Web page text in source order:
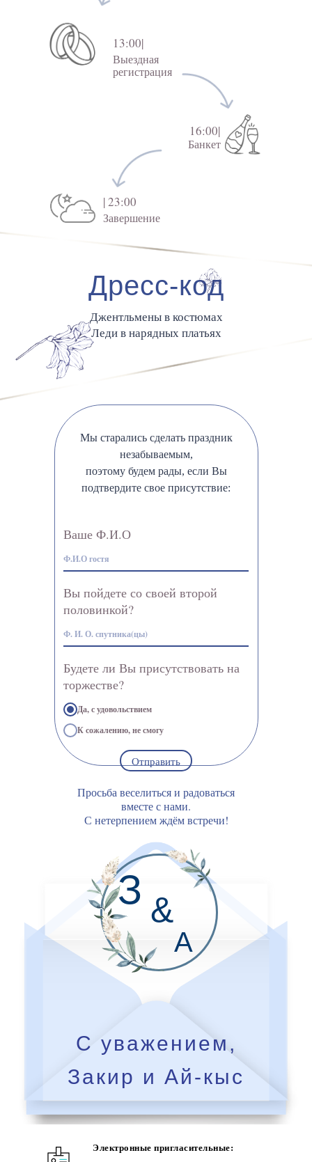
Просьба веселиться и радоваться
вместе с нами.
С нетерпением ждём встречи!
С уважением,
Закир и Ай-кыс
Дресс-код
| 23:00
13:00|
Выездная
регистрация
Завершение
Джентльмены в костюмах
Леди в нарядных платьях
Мы старались сделать праздник
незабываемым,
поэтому будем рады, если Вы
подтвердите свое присутствие:
16:00|
Банкет
Ваше Ф.И.О
Вы пойдете со своей второй
половинкой?
Будете ли Вы присутствовать на
торжестве?
Да, с удовольствием
К сожалению, не смогу
Отправить
З
А
&
Электронные пригласительные: